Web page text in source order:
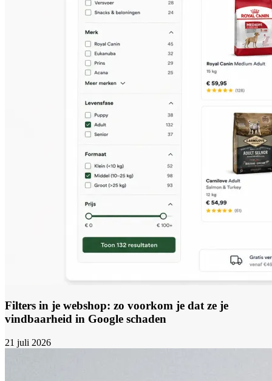
Filters in je webshop: zo voorkom je dat ze je
vindbaarheid in Google schaden
21 juli 2026